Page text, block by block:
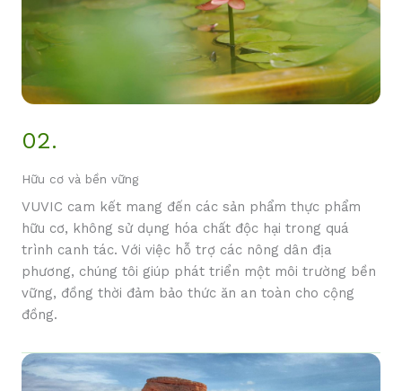
02.
Hữu cơ và bền vững
VUVIC cam kết mang đến các sản phẩm thực phẩm
hữu cơ, không sử dụng hóa chất độc hại trong quá
trình canh tác. Với việc hỗ trợ các nông dân địa
phương, chúng tôi giúp phát triển một môi trường bền
vững, đồng thời đảm bảo thức ăn an toàn cho cộng
đồng.